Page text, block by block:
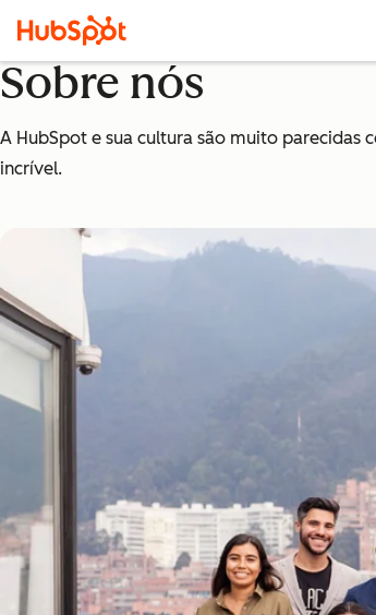
Sobre nós
A HubSpot e sua cultura são muito
incrível.